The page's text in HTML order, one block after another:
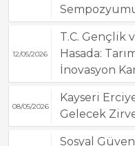
12/05/2026
T.C. Gençlik
Hasada:
İnovasyon
08/05/2026
Kayseri
Gelecek
Sosyal